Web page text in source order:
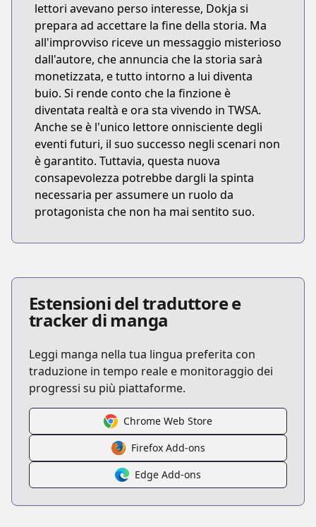
lettori avevano perso interesse, Dokja si
prepara ad accettare la fine della storia. Ma
all'improvviso riceve un messaggio misterioso
dall'autore, che annuncia che la storia sarà
monetizzata, e tutto intorno a lui diventa
buio. Si rende conto che la finzione è
diventata realtà e ora sta vivendo in TWSA.
Anche se è l'unico lettore onnisciente degli
eventi futuri, il suo successo negli scenari non
è garantito. Tuttavia, questa nuova
consapevolezza potrebbe dargli la spinta
necessaria per assumere un ruolo da
protagonista che non ha mai sentito suo.
Estensioni del traduttore e
tracker di manga
Leggi manga nella tua lingua preferita con
traduzione in tempo reale e monitoraggio dei
progressi su più piattaforme.
Chrome Web Store
Firefox Add-ons
Edge Add-ons